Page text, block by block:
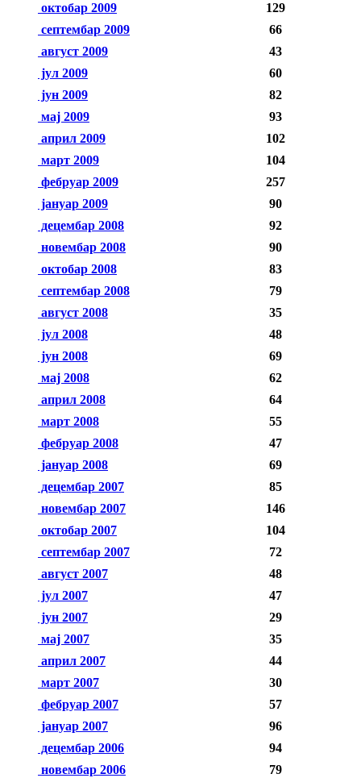
октобар 2009
129
септембар 2009
66
август 2009
43
јул 2009
60
јун 2009
82
мај 2009
93
април 2009
102
март 2009
104
фебруар 2009
257
јануар 2009
90
децембар 2008
92
новембар 2008
90
октобар 2008
83
септембар 2008
79
август 2008
35
јул 2008
48
јун 2008
69
мај 2008
62
април 2008
64
март 2008
55
фебруар 2008
47
јануар 2008
69
децембар 2007
85
новембар 2007
146
октобар 2007
104
септембар 2007
72
август 2007
48
јул 2007
47
јун 2007
29
мај 2007
35
април 2007
44
март 2007
30
фебруар 2007
57
јануар 2007
96
децембар 2006
94
новембар 2006
79